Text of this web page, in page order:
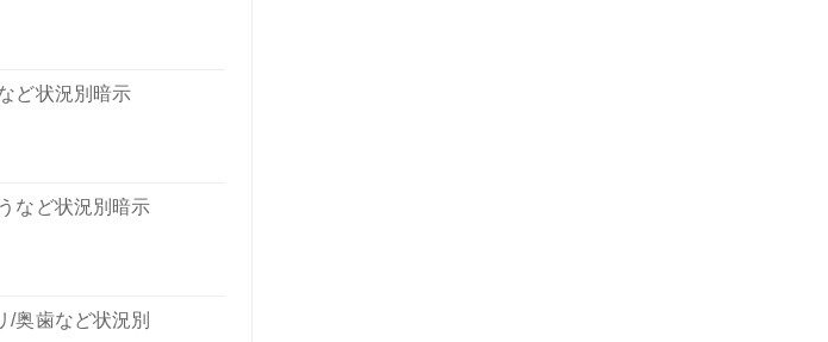
ど状況別暗示
など状況別暗示
/奥歯など状況別